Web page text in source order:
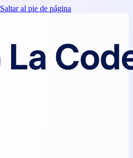
Saltar al pie de página